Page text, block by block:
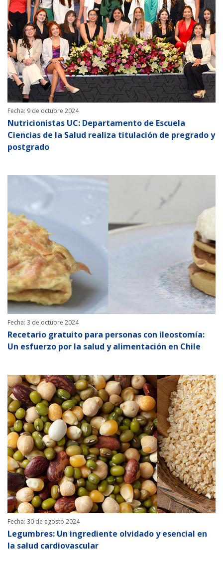
Fecha: 9 de octubre 2024
Nutricionistas UC: Departamento de Escuela
Ciencias de la Salud realiza titulación de pregrado y
postgrado
Fecha: 3 de octubre 2024
Recetario gratuito para personas con ileostomía:
Un esfuerzo por la salud y alimentación en Chile
Fecha: 30 de agosto 2024
Legumbres: Un ingrediente olvidado y esencial en
la salud cardiovascular